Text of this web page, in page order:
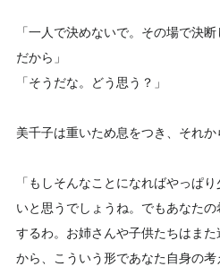
「一人で決めないで。その場で決
だから」
「そうだな。どう思う？」
美千子は重いため息をつき、それか
「もしそんなことになればやっぱ
いと思うでしょうね。でもあなた
するわ。お姉さんや子供たちはま
から、こういう形であなた自身の